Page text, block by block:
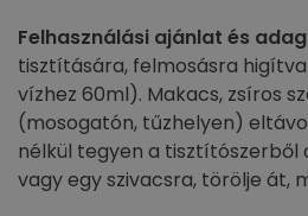
Felhasználási ajánlat és
tisztítására, felmosásra
vízhez 60ml). Makacs, zsíros
(mosogatón, tűzhelyen)
nélkül tegyen a
vagy egy szivacsra, törölje át,